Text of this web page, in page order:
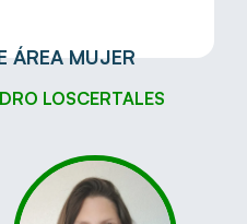
ÁREA MUJER
LOSCERTALES